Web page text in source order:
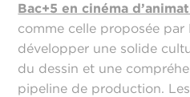
Bac+5 en cinéma
comme celle proposée
développer une solide
du dessin et une
pipeline de production.